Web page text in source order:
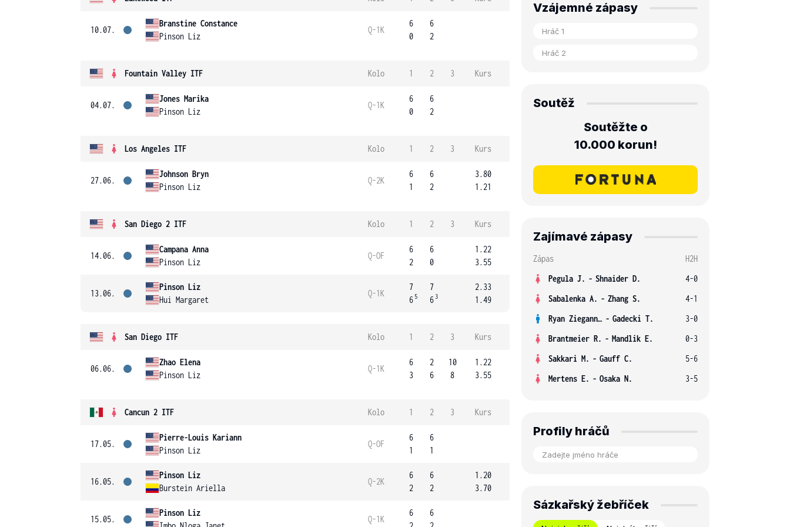
10.07.
Branstine Constance
Pinson Liz
Q-1K
6
0
6
2
Fountain Valley ITF Kolo 1 2 3 Kurs
04.07.
Jones Marika
Pinson Liz
Q-1K
6
0
6
2
Los Angeles ITF Kolo 1 2 3 Kurs
27.06.
Johnson Bryn
Pinson Liz
Q-2K
6
1
6
2
3.80
1.21
San Diego 2 ITF Kolo 1 2 3 Kurs
14.06.
Campana Anna
Pinson Liz
Q-OF
6
2
6
0
1.22
3.55
13.06.
Pinson Liz
Hui Margaret
Q-1K
7
6 5
7
6 3
2.33
1.49
San Diego ITF Kolo 1 2 3 Kurs
06.06.
Zhao Elena
Pinson Liz
Q-1K
6
3
2
6
10
8
1.22
3.55
Cancun 2 ITF Kolo 1 2 3 Kurs
17.05.
Pierre-Louis Kariann
Pinson Liz
Q-OF
6
1
6
1
16.05.
Pinson Liz
Burstein Ariella
Q-2K
6
2
6
2
1.20
3.70
15.05.
Pinson Liz
Q-1K
6
6
Vzájemné zápasy
Soutěž
Soutěžte o
10.000 korun!
Zajímavé zápasy
Zápas
H2H
Pegula J. - Shnaider D.
4-0
Sabalenka A. - Zhang S.
4-1
Ryan Ziegann S. - Gadecki T.
3-0
Brantmeier R. - Mandlik E.
0-3
Sakkari M. - Gauff C.
5-6
Mertens E. - Osaka N. 3-5
Profily hráčů
Sázkařský žebříček